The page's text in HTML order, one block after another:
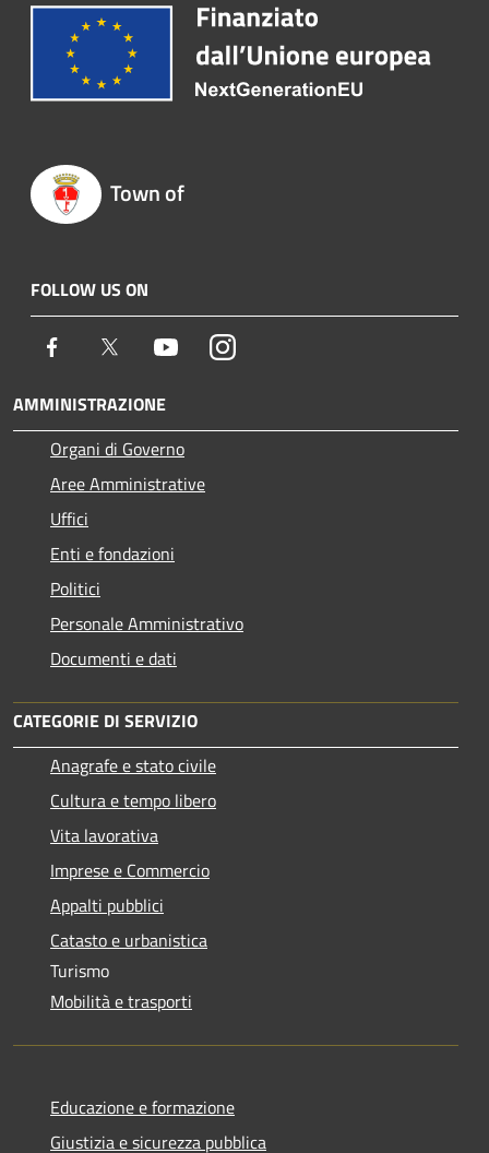
Town of
FOLLOW US ON
Facebook Twitter YoutubeInstagram
AMMINISTRAZIONE
Organi di Governo
Aree Amministrative
Uffici
Enti e fondazioni
Politici
Personale Amministrativo
Documenti e dati
CATEGORIE DI SERVIZIO
Anagrafe e stato civile
Cultura e tempo libero
Vita lavorativa
Imprese e Commercio
Appalti pubblici
Catasto e urbanistica
Turismo
Mobilità e trasporti
Educazione e formazione
Giustizia e sicurezza pubblica